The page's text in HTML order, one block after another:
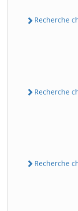
Recherche
Recherche
Recherche